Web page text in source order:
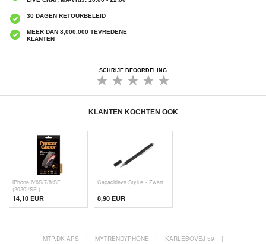
30 DAGEN RETOURBELEID
MEER DAN 8,000,000 TEVREDENE
KLANTEN
SCHRIJF BEOORDELING
KLANTEN KOCHTEN OOK
iPhone 6/6S/7/8/SE
(2020)/SE (
14,10 EUR
Capacitieve Stylus - Zwart
8,90 EUR
MTP.DK APS | MYTRENDYPHONE | KARLEBOVEJ 59
|